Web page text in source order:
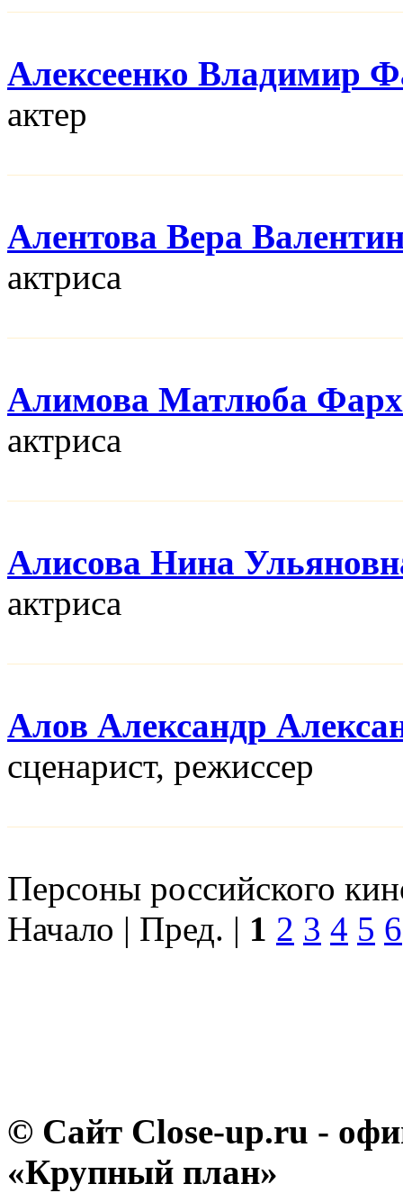
Алексеенко Владимир
актер
Алентова Вера
актриса
Алимова Матлюба
актриса
Алисова Нина
актриса
Алов Александр
сценарист, режисcер
Персоны российского
Начало | Пред. | 1 2 3 4 5 6
© Сайт Close-up.ru -
«Крупный план»